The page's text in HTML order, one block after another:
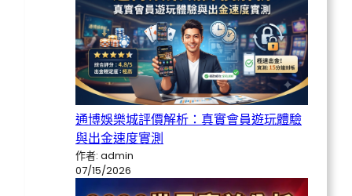
通博娛樂城評價解析：真實會員遊玩體驗
與出金速度實測
作者: admin
07/15/2026